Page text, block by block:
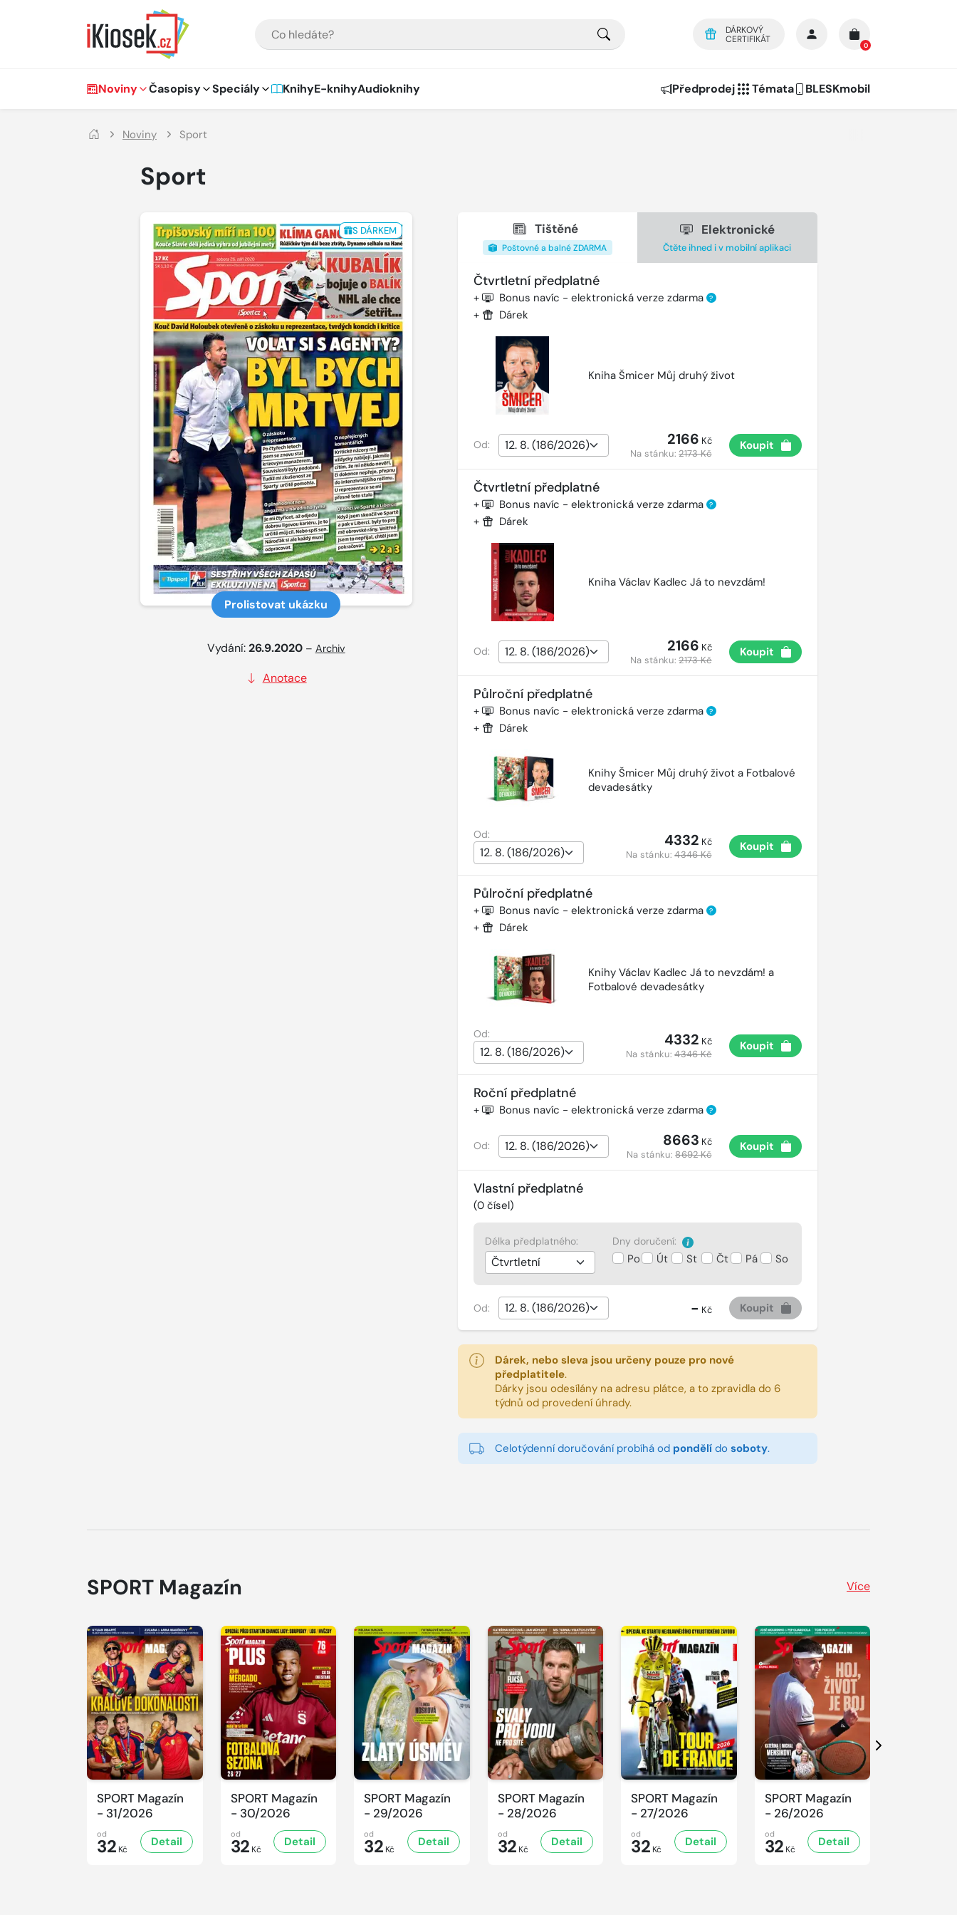
DÁRKOVÝ
CERTIFIKÁT
0
Hlavní navigace
Noviny Časopisy Speciály KnihyE-knihyAudioknihy Předprodej Témata BLESKmobil
Noviny Sport
Sport
S DÁRKEM
Prolistovat ukázku
Vydání:26.9.2020 – Archiv
Anotace
Tištěné
Poštovné a balné ZDARMA
Elektronické
Čtěte ihned i v mobilní aplikaci
Čtvrtletní předplatné
+ Bonus navíc - elektronická verze zdarma ?
+ Dárek
Kniha Šmicer Můj druhý život
Od: 2166 Kč
Na stánku:2173 Kč
Koupit
Čtvrtletní předplatné
+ Bonus navíc - elektronická verze zdarma ?
+ Dárek
Kniha Václav Kadlec Já to nevzdám!
Od: 2166 Kč
Na stánku:2173 Kč
Koupit
Půlroční předplatné
+ Bonus navíc - elektronická verze zdarma ?
+ Dárek
Knihy Šmicer Můj druhý život a Fotbalové
devadesátky
Od: 4332 Kč
Na stánku:4346 Kč
Koupit
Půlroční předplatné
+ Bonus navíc - elektronická verze zdarma ?
+ Dárek
Knihy Václav Kadlec Já to nevzdám! a
Fotbalové devadesátky
Od: 4332 Kč
Na stánku:4346 Kč
Koupit
Roční předplatné
+ Bonus navíc - elektronická verze zdarma ?
Od: 8663 Kč
Na stánku:8692 Kč
Koupit
Vlastní předplatné
(0čísel)
Délka předplatného: Dny doručení:
Po Út St Čt Pá So
Od: - Kč Koupit
Dárek, nebo sleva jsou určeny pouze pro nové
předplatitele.
Dárky jsou odesílány na adresu plátce, a to zpravidla do 6
týdnů od provedení úhrady.
Celotýdenní doručování probíhá od pondělído soboty.
SPORT Magazín Více
SPORT Magazín
- 31/2026
od
32 Kč
Detail
SPORT Magazín
- 30/2026
od
32 Kč
Detail
SPORT Magazín
- 29/2026
od
32 Kč
Detail
SPORT Magazín
- 28/2026
od
32 Kč
Detail
SPORT Magazín
- 27/2026
od
32 Kč
Detail
SPORT Magazín
- 26/2026
od
32 Kč
Detail
Další